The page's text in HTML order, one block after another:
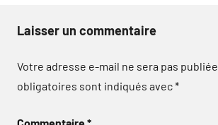
Laisser un commentaire
Votre adresse e-mail ne sera pas publiée.
obligatoires sont indiqués avec*